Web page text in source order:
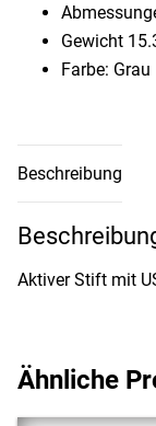
Gewicht
Farbe: Grau
Beschreibung
Aktiver Stift mit
Ähnliche